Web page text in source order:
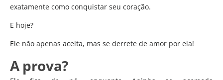
exatamente como conquistar seu coração.
E hoje?
Ele não apenas aceita, mas se derrete de amor por ela!
A prova?